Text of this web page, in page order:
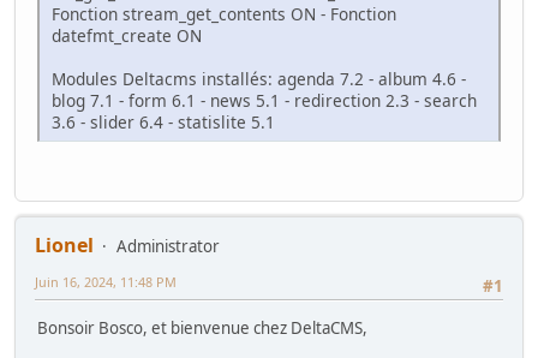
Fonction stream_get_contents ON - Fonction
datefmt_create ON
Modules Deltacms installés: agenda 7.2 - album 4.6 -
blog 7.1 - form 6.1 - news 5.1 - redirection 2.3 - search
3.6 - slider 6.4 - statislite 5.1
Lionel
Administrator
#1
Juin 16, 2024, 11:48 PM
Bonsoir Bosco, et bienvenue chez DeltaCMS,